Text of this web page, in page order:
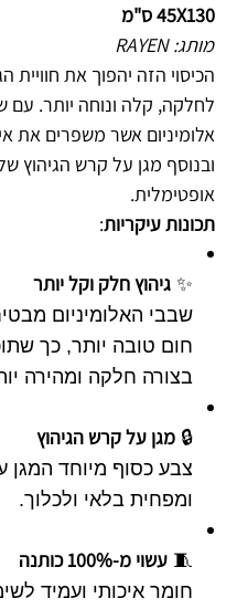
45X130 ס"מ
מותג: RAYEN
הכיסוי הזה יהפוך את חוויית
לחלקה, קלה ונוחה יותר. עם
אלומיניום אשר משפרים את
ובנוסף מגן על קרש הגיהוץ
אופטימלית.
תכונות עיקריות:
✨ גיהוץ חלק וקל יותר
שבבי האלומיניום
חום טובה יותר, כך
בצורה חלקה ומהירה
🔒 מגן על קרש הגיהוץ
צבע כסוף מיוחד המגן
ומפחית בלאי ולכלוך.
🧵 עשוי מ-100% כותנה
חומר איכותי ועמיד